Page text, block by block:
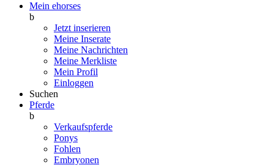
Mein ehorses
b
Jetzt inserieren
Meine Inserate
Meine Nachrichten
Meine Merkliste
Mein Profil
Einloggen
Suchen
Pferde
b
Verkaufspferde
Ponys
Fohlen
Embryonen